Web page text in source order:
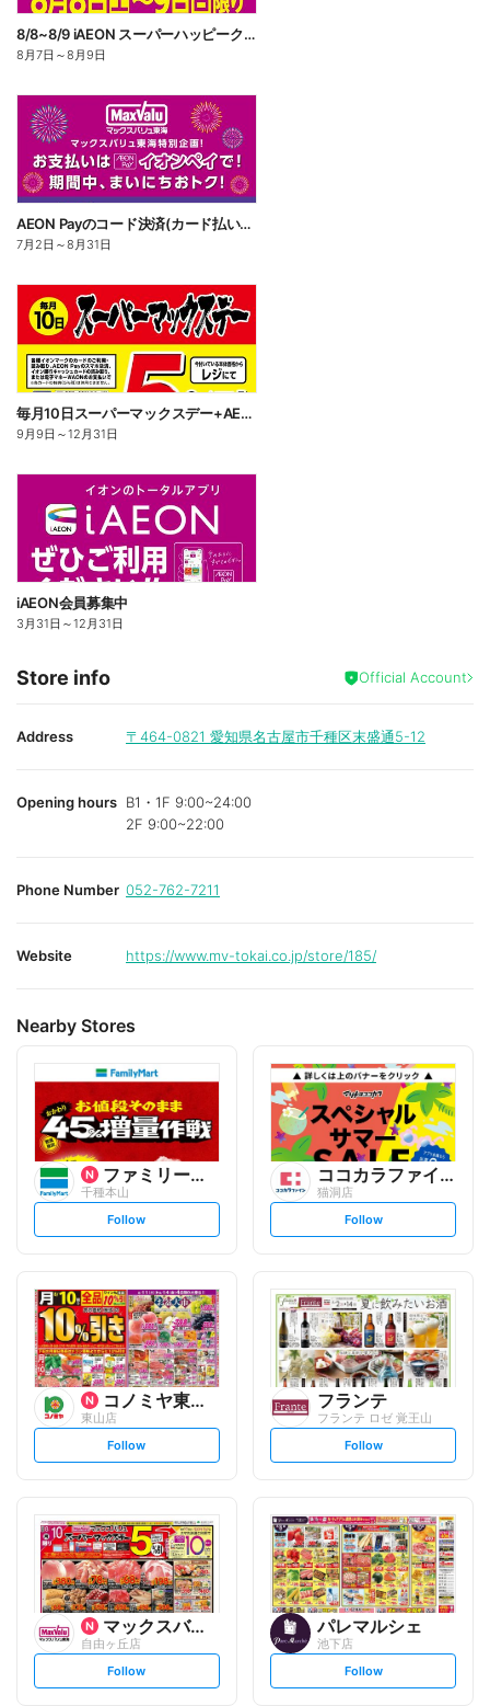
8/8~8/9 iAEON スーパーハッピークーポン
8月7日 ～8月9日
AEON Payのコード決済(カード払い・チャージ払い)でWAON POINT 3倍
7月2日 ～8月31日
毎月10日スーパーマックスデー+AEON Pay 10倍
9月9日 ～12月31日
iAEON会員募集中
3月31日 ～12月31日
Store info Official Account
Address 〒464-0821 愛知県名古屋市千種区末盛通5-12
Opening hours B1・1F 9:00~24:00
2F 9:00~22:00
Phone Number 052-762-7211
Website https://www.mv-tokai.co.jp/store/185/
Nearby Stores
ファミリーマート
千種本山
s
t
l
o
w
Follow
ココカラファイン
猫洞店
s
t
o
w
Follow
コノミヤ東海事業本部
東山店
s
t
o
w
Follow
フランテ
フランテ ロゼ 覚王山
s
t
l
o
w
Follow
マックスバリュ
自由ヶ丘店
s
t
Follow
パレマルシェ
池下店
s
t
Follow